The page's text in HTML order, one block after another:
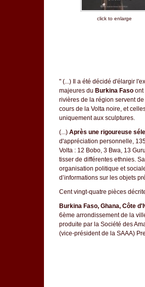
click to enlarge
" (...) Il a été décidé d'élargir
majeures du Burkina Faso ont
rivières de la région servent
cours de la Volta noire, et
uniquement aux sculptures.
(...) Après une rigoureuse
d'appréciation personnelle,
Volta : 12 Bobo, 3 Bwa, 13
tisser de différentes ethnies.
organisation politique et
d’informations sur les objets
Cent vingt-quatre pièces
Burkina Faso, Ghana, Côte
6ème arrondissement de la
produite par la Société des
(vice-président de la SAAA)